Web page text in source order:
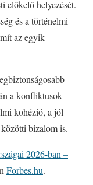
előkelő helyezését.
és a történelmi
az egyik
a konfliktusok
kohézió, a jól
bizalom is.
2026-ban –
Forbes.hu.